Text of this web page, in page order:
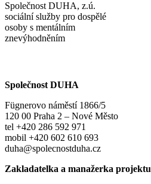
Společnost DUHA, z.ú.
sociální služby pro dospělé
osoby s mentálním
znevýhodněním
Společnost DUHA
Fügnerovo náměstí 1866/5
120 00 Praha 2 – Nové Město
tel +420 286 592 971
mobil +420 602 610 693
duha@spolecnostduha.cz
Zakladatelka a manažerka projektu